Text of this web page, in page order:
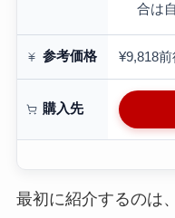
合は
参考価格 ¥9,818前
購入先
最初に紹介するのは